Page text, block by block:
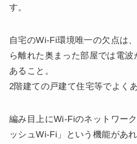
す。
自宅のWi-Fi環境唯一の欠点は
ら離れた奥まった部屋では電
あること。
2階建ての戸建て住宅等でよく
編み目上にWi-Fiのネットワー
ッシュWi-Fi」という機能があ